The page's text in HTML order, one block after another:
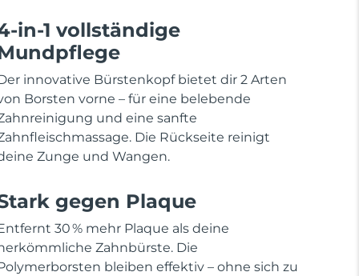
in-1 vollständige
innovative Bürstenkopf bietet dir 2 Arten
Borsten vorne – für eine belebende
und eine sanfte
Die Rückseite reinigt
Zunge und Wangen.
gegen Plaque
30 % mehr Plaque als deine
Zahnbürste. Die
bleiben effektiv – ohne sich zu